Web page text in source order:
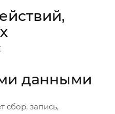
данными
сбор, запись,